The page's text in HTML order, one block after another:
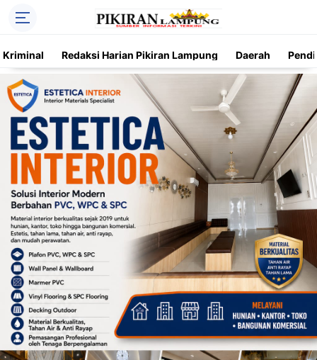
Kriminal Redaksi Harian Pikiran Lampung Daerah
Trending Kriminal Nasional